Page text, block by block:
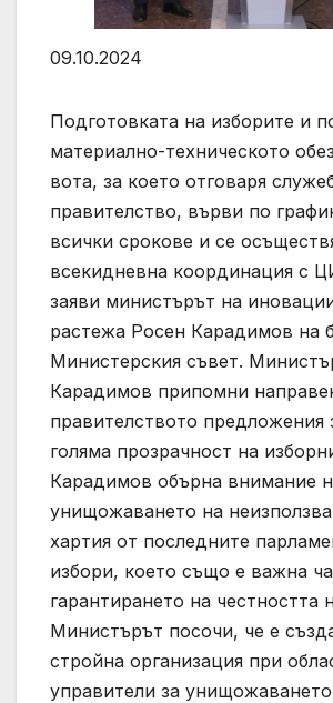
09.10.2024
Подготовката на изборите и
материално-техническото
вота, за което отговаря
правителство, върви по
всички срокове и се
всекидневна координация с
заяви министърът на
растежа Росен Карадимов на
Министерския съвет.
Карадимов припомни
правителството предложения
голяма прозрачност на
Карадимов обърна внимание
унищожаването на
хартия от последните
избори, което също е важна
гарантирането на честността
Министърът посочи, че е
стройна организация при
управители за